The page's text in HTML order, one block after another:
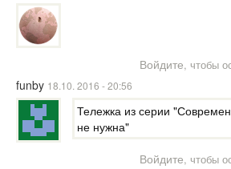
Войдите, чтобы
funby 18.10. 2016 - 20:56
Тележка из серии
не нужна"
Войдите, чтобы